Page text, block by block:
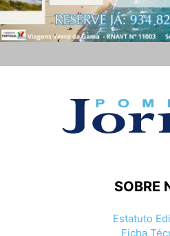
SOBRE
Estatuto
Ficha